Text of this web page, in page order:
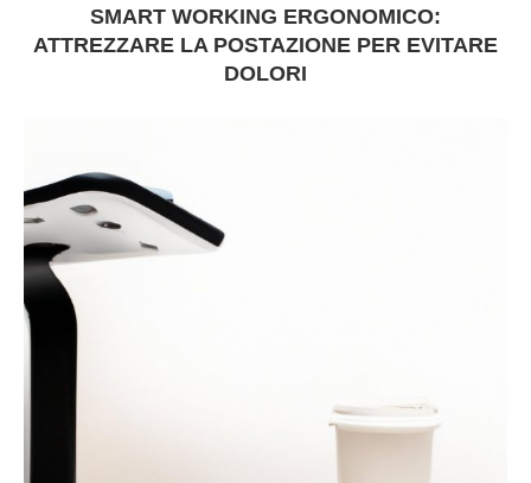
SMART WORKING ERGONOMICO:
ATTREZZARE LA POSTAZIONE PER EVITARE
DOLORI